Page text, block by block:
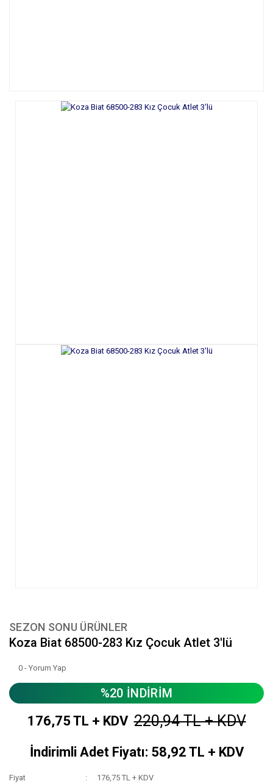
SEZON SONU ÜRÜNLER
Koza Biat 68500-283 Kız Çocuk Atlet 3'lü
0 - Yorum Yap
%20 İNDİRİM
176,75 TL + KDV 220,94 TL + KDV
İndirimli Adet Fiyatı: 58,92 TL + KDV
Fiyat
176,75 TL + KDV